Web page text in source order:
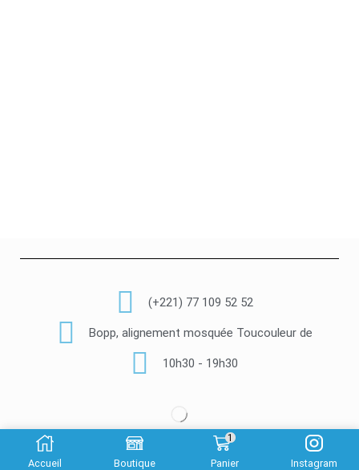
(+221) 77 109 52 52
Bopp, alignement mosquée Toucouleur de
10h30 - 19h30
© Copyright 2022 Luxury Cosmetik –Made By Gaye-Tech
Accueil Boutique
1
Panier Instagram